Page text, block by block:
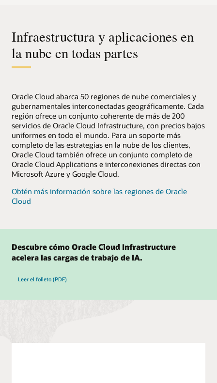
Infraestructura y aplicaciones en
la nube en todas partes
Obtén más información sobre las regiones de Oracle
Cloud
Oracle Cloud abarca 50 regiones de nube comerciales y
gubernamentales interconectadas geográficamente. Cada
región ofrece un conjunto coherente de más de 200
servicios de Oracle Cloud Infrastructure, con precios bajos
uniformes en todo el mundo. Para un soporte más
completo de las estrategias en la nube de los clientes,
Oracle Cloud también ofrece un conjunto completo de
Oracle Cloud Applications e interconexiones directas con
Microsoft Azure y Google Cloud.
Descubre cómo Oracle Cloud Infrastructure
acelera las cargas de trabajo de IA.
Leer el folleto (PDF)